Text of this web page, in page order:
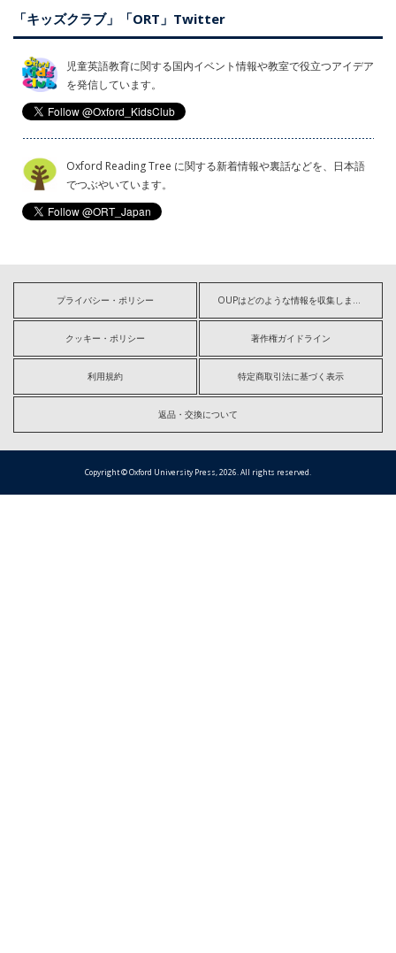
「キッズクラブ」「ORT」Twitter
児童英語教育に関する国内イベント情報や教室で役立つアイデア
を発信しています。
Oxford Reading Tree に関する新着情報や裏話などを、日本語
でつぶやいています。
プライバシー・ポリシー OUPはどのような情報を収集しますか?
クッキー・ポリシー 著作権ガイドライン
利用規約 特定商取引法に基づく表示
返品・交換について
Copyright © Oxford University Press, 2026. All rights reserved.